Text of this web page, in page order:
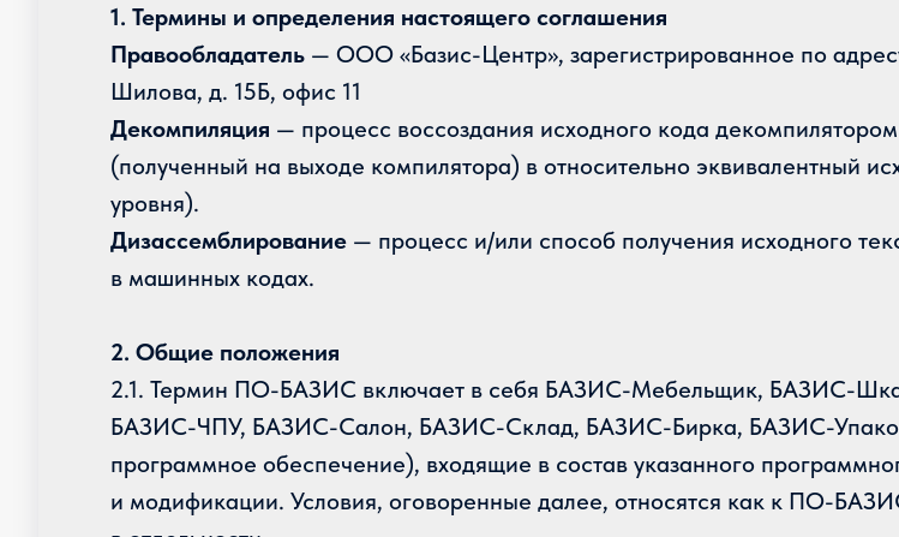
1. Термины и определения настоящего соглашения
Правообладатель — ООО «Базис-Центр», зарегистрированное по
Шилова, д. 15Б, офис 11
Декомпиляция — процесс воссоздания исходного кода
(полученный на выходе компилятора) в относительно эквивалентный
уровня).
Дизассемблирование — процесс и/или способ получения исходного
в машинных кодах.
2. Общие положения
2.1. Термин ПО-БАЗИС включает в себя БАЗИС-Мебельщик, БАЗИС-
БАЗИС-ЧПУ, БАЗИС-Салон, БАЗИС-Склад, БАЗИС-Бирка, БАЗИС-
программное обеспечение), входящие в состав указанного
и модификации. Условия, оговоренные далее, относятся как к ПО-